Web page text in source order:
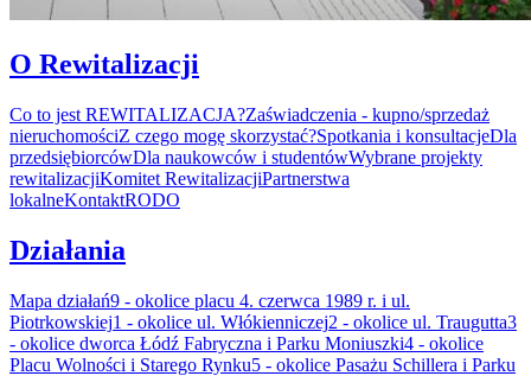
O Rewitalizacji
Co to jest REWITALIZACJA?Zaświadczenia - kupno/sprzedaż
nieruchomościZ czego mogę skorzystać?Spotkania i konsultacjeDla
przedsiębiorcówDla naukowców i studentówWybrane projekty
rewitalizacjiKomitet RewitalizacjiPartnerstwa
lokalneKontaktRODO
Działania
Mapa działań9 - okolice placu 4. czerwca 1989 r. i ul.
Piotrkowskiej1 - okolice ul. Włókienniczej2 - okolice ul. Traugutta3
- okolice dworca Łódź Fabryczna i Parku Moniuszki4 - okolice
Placu Wolności i Starego Rynku5 - okolice Pasażu Schillera i Parku